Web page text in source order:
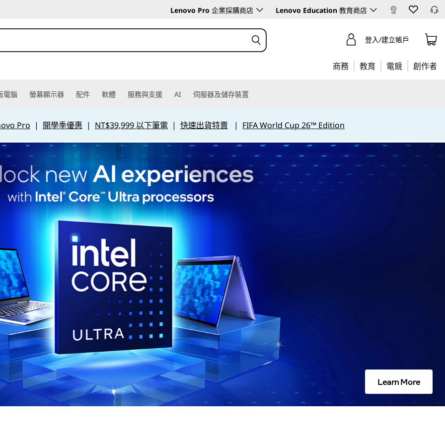
Lenovo Pro 企業採購商店 Lenovo Education 教育商店
登入/建立帳戶
商務 教育 電競 創作者
電腦 螢幕顯示器 配件 軟體 服務與支援 AI 伺服器及儲存裝置
Pro | 開學季優惠 | NT$39,999 以下筆電 | 快速出貨特賣 | FIFA World Cup 26™ Edition
Learn More